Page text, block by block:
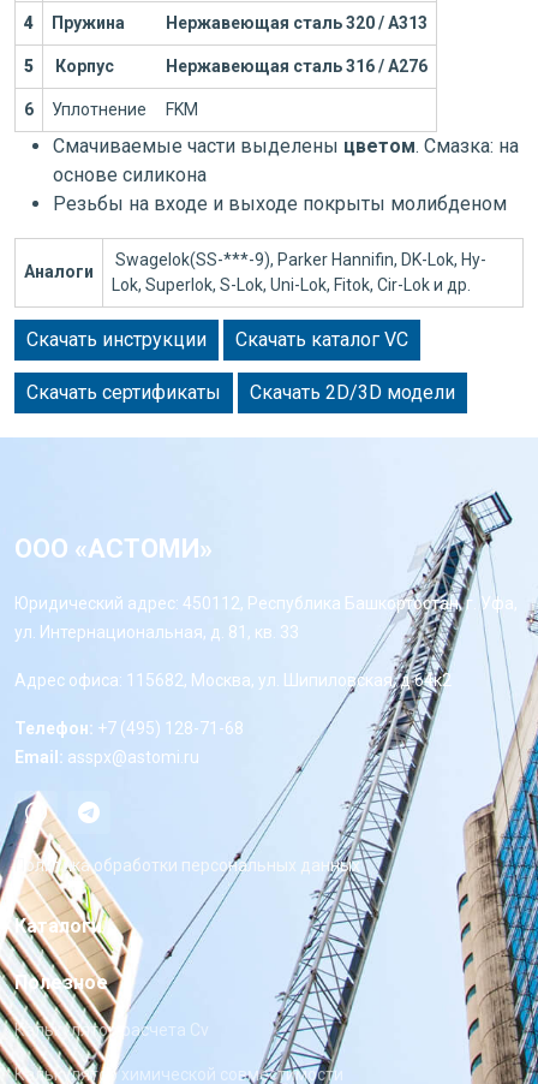
4 Пружина Нержавеющая сталь 320 / А313
5 Корпус Нержавеющая сталь 316 / А276
6 Уплотнение FKM
Смачиваемые части выделены цветом. Смазка: на
основе силикона
Резьбы на входе и выходе покрыты молибденом
Аналоги
Swagelok(SS-***-9), Parker Hannifin, DK-Lok, Hy-
Lok, Superlok, S-Lok, Uni-Lok, Fitok, Cir-Lok и др.
Скачать инструкции Скачать каталог VC
Скачать сертификаты Скачать 2D/3D модели
ООО «АСТОМИ»
Юридический адрес: 450112, Республика Башкортостан, г. Уфа,
ул. Интернациональная, д. 81, кв. 33
Адрес офиса: 115682, Москва, ул. Шипиловская, д 64к2
Телефон: +7 (495) 128-71-68
Email: asspx@astomi.ru
Политика обработки персональных данных
Каталоги
Полезное
Калькулятор расчета Cv
Калькулятор химической совместимости